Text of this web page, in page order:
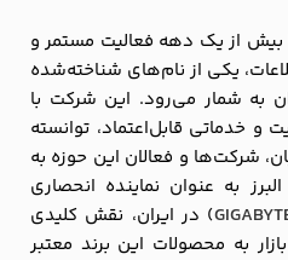
بیش از یک دهه فعالیت مستمر و
یکی از نام‌های شناخته‌شده
به شمار می‌رود. این شرکت با
و خدماتی قابل‌اعتماد، توانسته
شرکت‌ها و فعالان این حوزه به
به عنوان نماینده انحصاری
) در ایران، نقش کلیدی
به محصولات این برند معتبر